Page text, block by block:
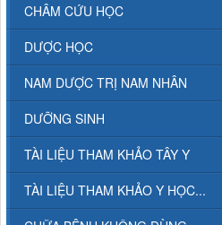
CHÂM CỨU HỌC
DƯỢC HỌC
NAM DƯỢC TRỊ NAM NHÂN
DƯỠNG SINH
TÀI LIỆU THAM KHẢO TÂY Y
TÀI LIỆU THAM KHẢO Y HỌC...